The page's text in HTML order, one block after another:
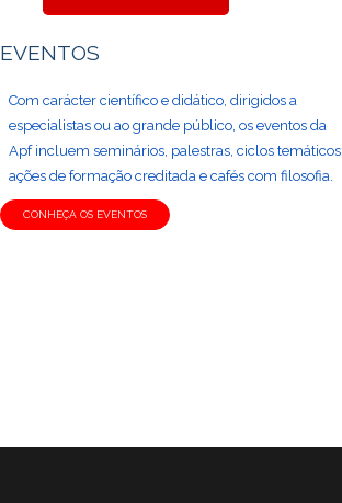
EVENTOS
Com carácter científico e didático, dirigidos a
especialistas ou ao grande público, os eventos da
Apf incluem seminários, palestras, ciclos temáticos,
ações de formação creditada e cafés com filosofia.
CONHEÇA OS EVENTOS